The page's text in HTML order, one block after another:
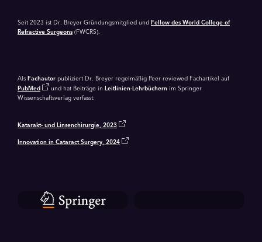
Seit 2023 ist Dr. Breyer Gründungsmitglied und Fellow des World College of
Refractive Surgeons (FWCRS).
Als Fachautor publiziert Dr. Breyer regelmäßig Peer-reviewed Fachartikel auf
PubMed
und hat Beiträge in Leitlinien-Lehrbüchern im Springer
Wissenschaftsverlag verfasst:
Katarakt- und Linsenchirurgie, 2023
Innovation in Cataract Surgery, 2024